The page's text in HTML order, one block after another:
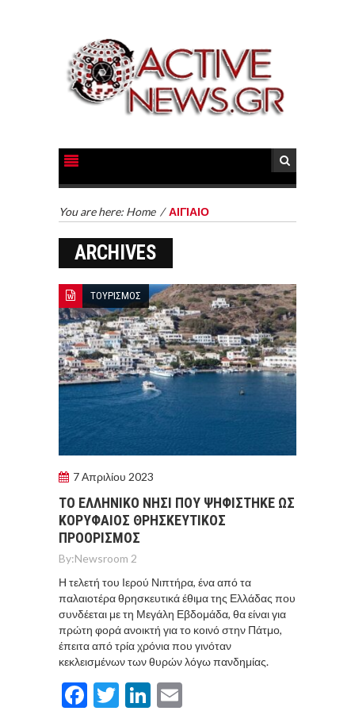
You are here: Home /ΑΙΓΙΑΙΟ
ARCHIVES
ΤΟΥΡΙΣΜΟΣ
7 Απριλίου 2023
ΤΟ ΕΛΛΗΝΙΚΟ ΝΗΣΙ ΠΟΥ ΨΗΦΙΣΤΗΚΕ ΩΣ
ΚΟΡΥΦΑΙΟΣ ΘΡΗΣΚΕΥΤΙΚΟΣ
ΠΡΟΟΡΙΣΜΟΣ
By:Newsroom 2
Η τελετή του Ιερού Νιπτήρα, ένα από τα
παλαιοτέρα θρησκευτικά έθιμα της Ελλάδας που
συνδέεται με τη Μεγάλη Εβδομάδα, θα είναι για
πρώτη φορά ανοικτή για το κοινό στην Πάτμο,
έπειτα από τρία χρόνια που γινόταν
κεκλεισμένων των θυρών λόγω πανδημίας.
Facebook
TwitterLinkedIn